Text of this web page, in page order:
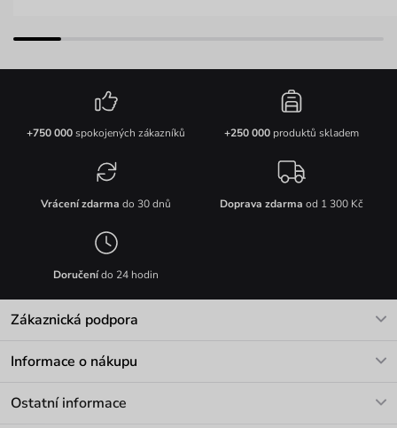
+750 000spokojených zákazníků +250 000produktů skladem
Vrácení zdarma do 30 dnů Doprava zdarma od 1 300 Kč
Doručenído 24 hodin
Zákaznická podpora
Informace o nákupu
Ostatní informace